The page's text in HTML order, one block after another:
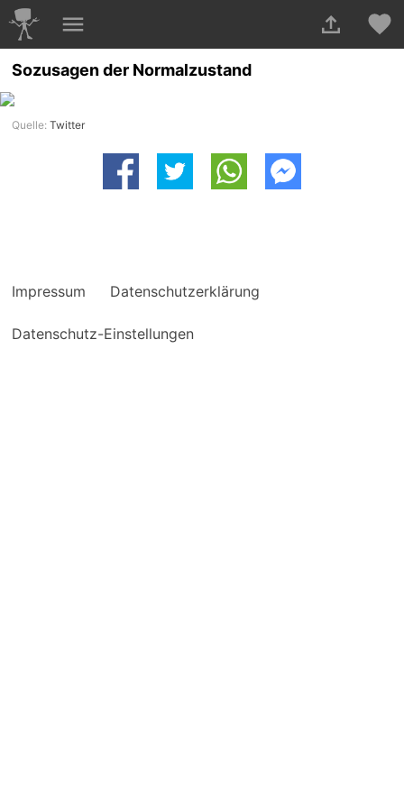
Sozusagen der Normalzustand
Quelle:Twitter
Impressum Datenschutzerklärung
Datenschutz-Einstellungen